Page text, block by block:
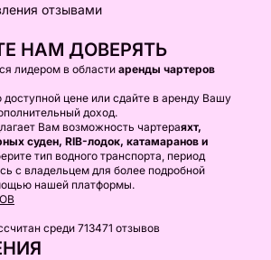
отзывами
НАМ ДОВЕРЯТЬ
лидером в области аренды чартеров
доступной цене или сдайте в аренду Вашу
доход.
Вам возможность чартераяхт,
суден, RIB-лодок, катамаранов и
тип водного транспорта, период
с владельцем для более подробной
нашей платформы.
среди 713471 отзывов